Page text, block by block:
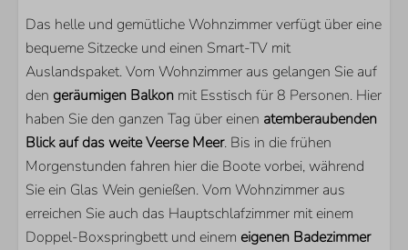
In 2. Stock
PARKEN
Veerse Wende
SCHLAFZIMMER
Anzahl Doppelbetten: 3
Schlafzimmer mit En-Suite Badezimmer: 3
Das helle und gemütliche Wohnzimmer verfügt über eine
bequeme Sitzecke und einen Smart-TV mit
Auslandspaket. Vom Wohnzimmer aus gelangen Sie auf
den geräumigen Balkon mit Esstisch für 8 Personen. Hier
haben Sie den ganzen Tag über einen atemberaubenden
Blick auf das weite Veerse Meer. Bis in die frühen
Morgenstunden fahren hier die Boote vorbei, während
Sie ein Glas Wein genießen. Vom Wohnzimmer aus
erreichen Sie auch das Hauptschlafzimmer mit einem
Doppel-Boxspringbett und einem eigenen Badezimmer